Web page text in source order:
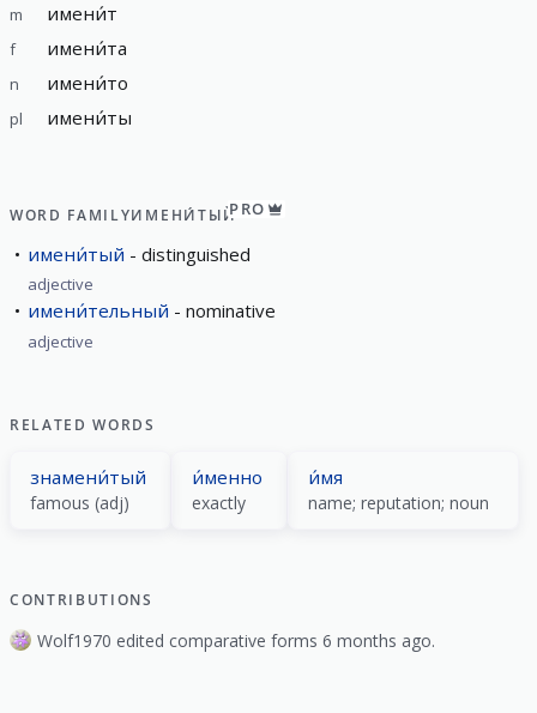
m имени́т
f имени́та
n имени́то
pl имени́ты
WORD FAMILYИМЕНИ́ТЫЙPRO
имени́тый distinguished
adjective
имени́тельный nominative
adjective
RELATED WORDS
знамени́тый
famous (adj)
и́менно
exactly
и́мя
name; reputation; noun
CONTRIBUTIONS
Wolf1970 edited comparative forms 6 months ago.